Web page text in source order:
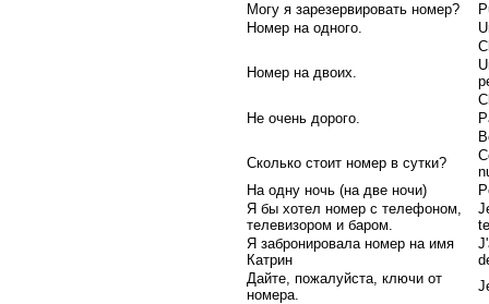
Могу я зарезервировать номер?
Номер на одного.
Номер на двоих.
Не очень дорого.
Сколько стоит номер в сутки?
На одну ночь (на две ночи)
Я бы хотел номер с телефоном,
телевизором и баром.
Я забронировалa номер на имя
Катрин
Дайте, пожалуйста, ключи от
номера.